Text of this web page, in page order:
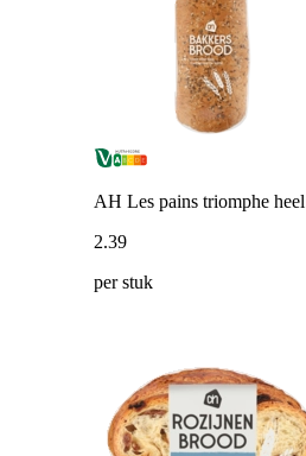
AH Les pains triomphe heel
2.39
per stuk